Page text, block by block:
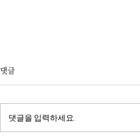
댓글
댓글을 입력하세요.